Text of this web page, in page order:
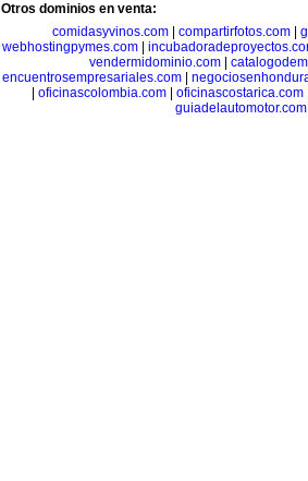
Otros dominios en venta:
comidasyvinos.com| compartirfotos.com|
webhostingpymes.com
vendermidominio.com|
encuentrosempresariales.com|
oficinascolombia.com| oficinascostarica.com
guiadelautomotor.com